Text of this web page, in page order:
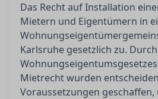
Das Recht auf Installation
Mietern und Eigentümern in
Karlsruhe gesetzlich zu.
Wohnungseigentumsgesetzes
Mietrecht wurden
Voraussetzungen